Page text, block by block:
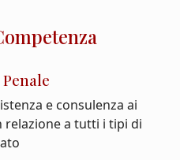
e consulenza ai
relazione a tutti i tipi di